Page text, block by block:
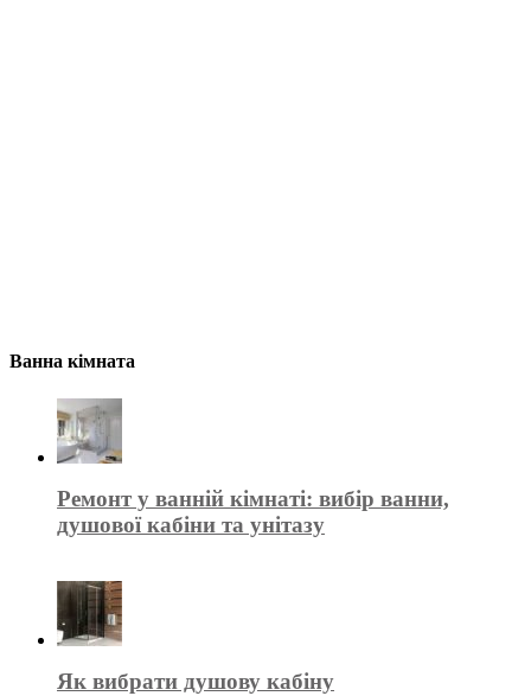
Ванна кімната
Ремонт у ванній кімнаті: вибір ванни,
душової кабіни та унітазу
Як вибрати душову кабіну